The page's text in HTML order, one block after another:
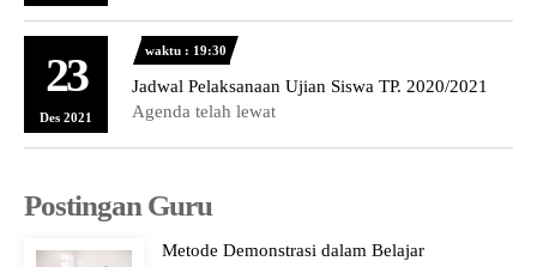
23
Des 2021
waktu : 19:30
Jadwal Pelaksanaan Ujian Siswa TP. 2020/2021
Agenda telah lewat
Postingan Guru
Metode Demonstrasi dalam Belajar